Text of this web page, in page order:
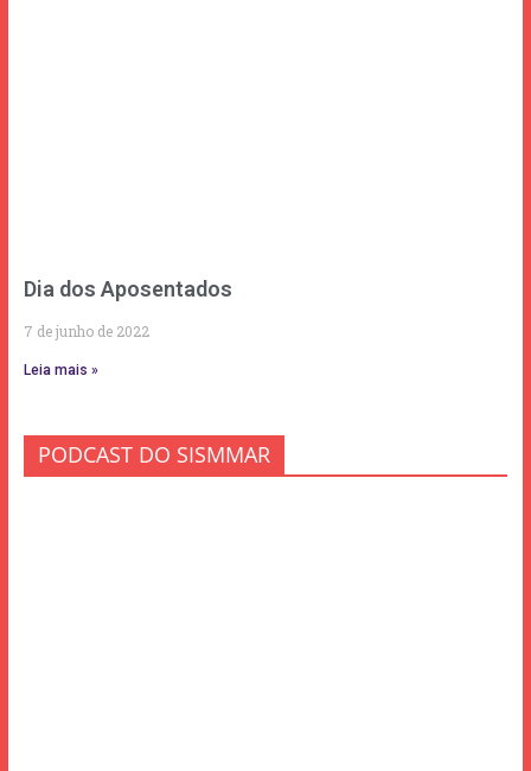
Dia dos Aposentados
7 de junho de 2022
Leia mais »
PODCAST DO SISMMAR